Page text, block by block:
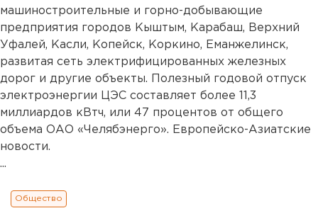
машиностроительные и горно-добывающие
предприятия городов Кыштым, Карабаш, Верхний
Уфалей, Касли, Копейск, Коркино, Еманжелинск,
развитая сеть электрифицированных железных
дорог и другие объекты. Полезный годовой отпуск
электроэнергии ЦЭС составляет более 11,3
миллиардов кВтч, или 47 процентов от общего
объема ОАО «Челябэнерго». Европейско-Азиатские
новости.
...
Общество